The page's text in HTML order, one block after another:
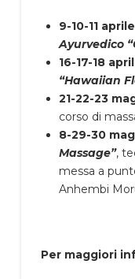
9-10-11 aprile
Ayurvedico
16-17-18
“Hawaiian
21-22-23
corso di
8-29-30
Massage”,
messa a
Anhembi
Per maggiori